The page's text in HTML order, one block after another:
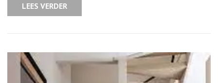
LEES VERDER